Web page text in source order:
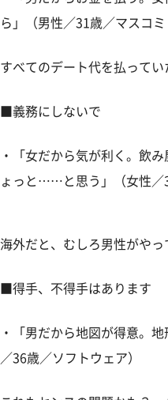
ら」（男性／31歳／マスコミ
すべてのデート代を払って
■義務にしないで
・「女だから気が利く。飲
ょっと……と思う」（女性／
海外だと、むしろ男性がやっ
■得手、不得手はあります
・「男だから地図が得意。
／36歳／ソフトウェア）